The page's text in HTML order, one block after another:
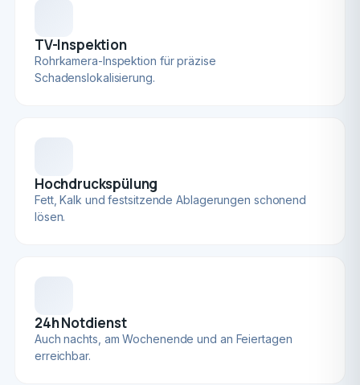
TV-Inspektion
Rohrkamera-Inspektion für präzise
Schadenslokalisierung.
Hochdruckspülung
Fett, Kalk und festsitzende Ablagerungen schonend
lösen.
24h Notdienst
Auch nachts, am Wochenende und an Feiertagen
erreichbar.